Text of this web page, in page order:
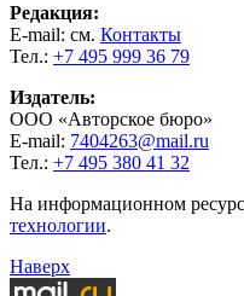
Редакция:
E-mail: см. Контакты
Тел.: +7 495 999 36 79
Издатель:
ООО «Авторское бюро»
E-mail: 7404263@mail.ru
Тел.: +7 495 380 41 32
На информационном
технологии.
Наверх